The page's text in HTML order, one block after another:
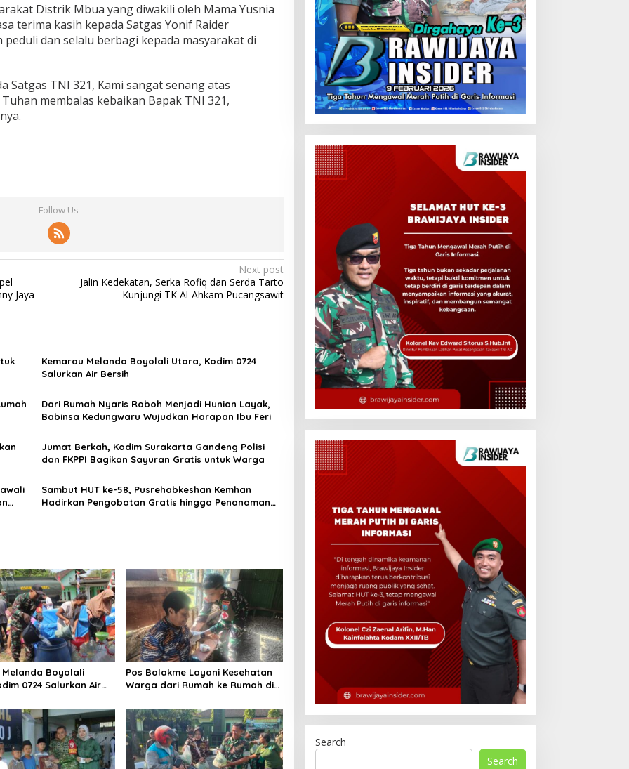
Distrik Mbua yang diwakili oleh Mama Yusnia
terima kasih kepada Satgas Yonif Raider
dan selalu berbagi kepada masyarakat di
Satgas TNI 321, Kami sangat senang atas
membalas kebaikan Bapak TNI 321,
Follow Us
Jaya
Next post
Jalin Kedekatan, Serka Rofiq dan Serda Tarto
Kunjungi TK Al-Ahkam Pucangsawit
Kemarau Melanda Boyolali Utara, Kodim 0724
Salurkan Air Bersih
Dari Rumah Nyaris Roboh Menjadi Hunian Layak,
Babinsa Kedungwaru Wujudkan Harapan Ibu Feri
Jumat Berkah, Kodim Surakarta Gandeng Polisi
dan FKPPI Bagikan Sayuran Gratis untuk Warga
Sambut HUT ke-58, Pusrehabkeshan Kemhan
Hadirkan Pengobatan Gratis hingga Penanaman
Melanda Boyolali
0724 Salurkan Air
Pos Bolakme Layani Kesehatan
Warga dari Rumah ke Rumah di
Search
Search